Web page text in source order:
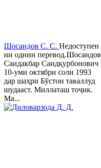
Шосаидов С. С. Недоступен
ни однин перевод.Шосаидов
Саидакбар Саидқурбонович
10-уми октябри соли 1993
дар шаҳри Бўстон таваллуд
шудааст. Миллаташ тоҷик.
Ма...